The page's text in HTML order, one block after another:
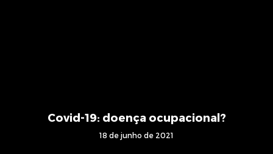
Covid-19: doença ocupacional?
18 de junho de 2021